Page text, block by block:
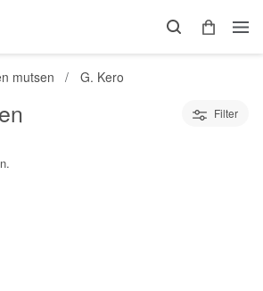
mutsen G. Kero
Filter